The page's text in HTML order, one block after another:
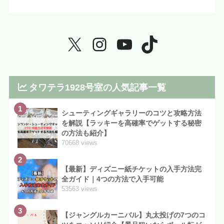
タワテラ1928号室の人気記事一覧
1
シューティングギャラリーのコツと攻略方法
を解説【ラッキーを高確率でゲットする秘密
の方法も紹介】
70668 views
2
【最新】ディズニー紙チケットの入手方法完
全ガイド｜4つの方法で入手可能
53563 views
3
【ジャングルカーニバル】丸太投げの7つのコ